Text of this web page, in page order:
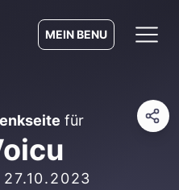
MEIN BENU
für
27.10.2023